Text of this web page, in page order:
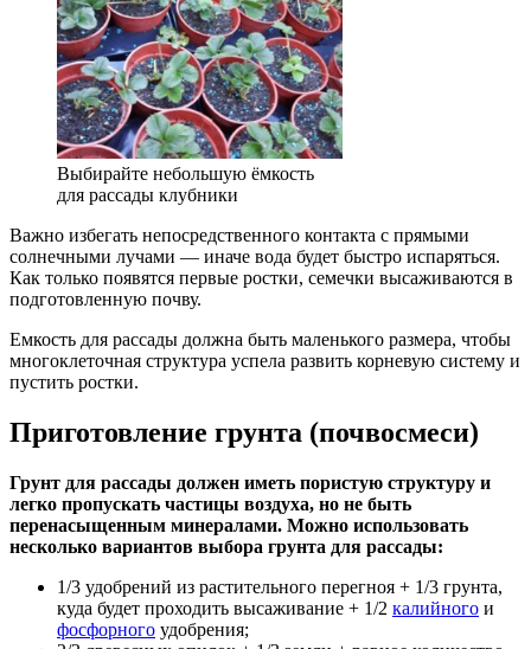
Выбирайте небольшую ёмкость
для рассады клубники
Важно избегать непосредственного контакта с прямыми
солнечными лучами — иначе вода будет быстро испаряться.
Как только появятся первые ростки, семечки высаживаются в
подготовленную почву.
Емкость для рассады должна быть маленького размера, чтобы
многоклеточная структура успела развить корневую систему и
пустить ростки.
Приготовление грунта (почвосмеси)
Грунт для рассады должен иметь пористую структуру и
легко пропускать частицы воздуха, но не быть
перенасыщенным минералами. Можно использовать
несколько вариантов выбора грунта для рассады:
1/3 удобрений из растительного перегноя + 1/3 грунта,
куда будет проходить высаживание + 1/2 калийного и
фосфорного удобрения;